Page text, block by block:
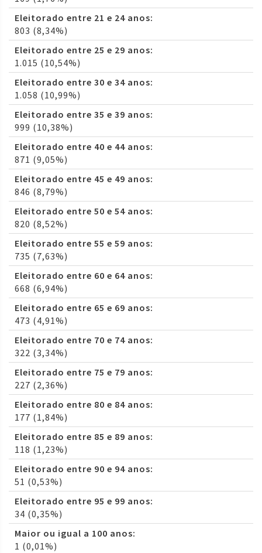
Eleitorado entre 21 e 24 anos:
803 (8,34%)
Eleitorado entre 25 e 29 anos:
1.015 (10,54%)
Eleitorado entre 30 e 34 anos:
1.058 (10,99%)
Eleitorado entre 35 e 39 anos:
999 (10,38%)
Eleitorado entre 40 e 44 anos:
871 (9,05%)
Eleitorado entre 45 e 49 anos:
846 (8,79%)
Eleitorado entre 50 e 54 anos:
820 (8,52%)
Eleitorado entre 55 e 59 anos:
735 (7,63%)
Eleitorado entre 60 e 64 anos:
668 (6,94%)
Eleitorado entre 65 e 69 anos:
473 (4,91%)
Eleitorado entre 70 e 74 anos:
322 (3,34%)
Eleitorado entre 75 e 79 anos:
227 (2,36%)
Eleitorado entre 80 e 84 anos:
177 (1,84%)
Eleitorado entre 85 e 89 anos:
118 (1,23%)
Eleitorado entre 90 e 94 anos:
51 (0,53%)
Eleitorado entre 95 e 99 anos:
34 (0,35%)
Maior ou igual a 100 anos:
1 (0,01%)